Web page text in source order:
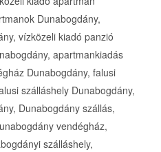
Dunabogdány,
vízközeli kiadó panzió
apartmankiadás
Dunabogdány, falusi
szálláshely Dunabogdány,
Dunabogdány szállás,
vendégház,
szálláshely,